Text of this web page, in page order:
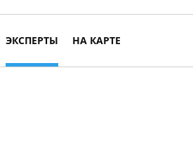
ЭКСПЕРТЫ НА КАРТЕ